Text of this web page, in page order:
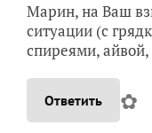
Марин, на Ваш
ситуации (с
спиреями,
Ответить ✿